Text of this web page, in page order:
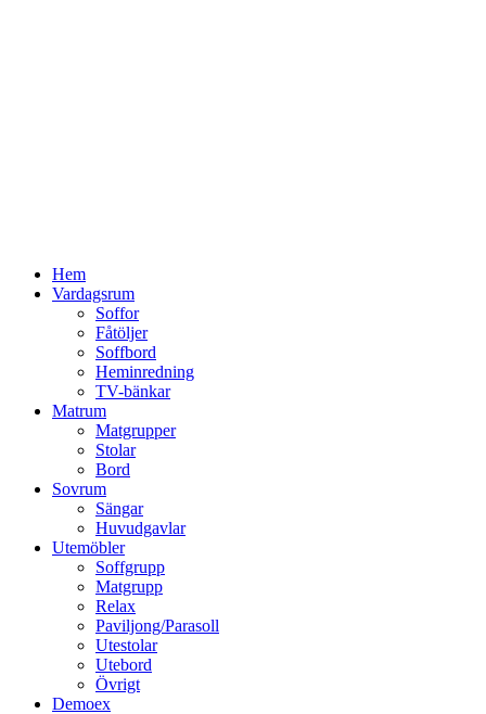
Hem
Vardagsrum
Soffor
Fåtöljer
Soffbord
Heminredning
TV-bänkar
Matrum
Matgrupper
Stolar
Bord
Sovrum
Sängar
Huvudgavlar
Utemöbler
Soffgrupp
Matgrupp
Relax
Paviljong/Parasoll
Utestolar
Utebord
Övrigt
Demoex